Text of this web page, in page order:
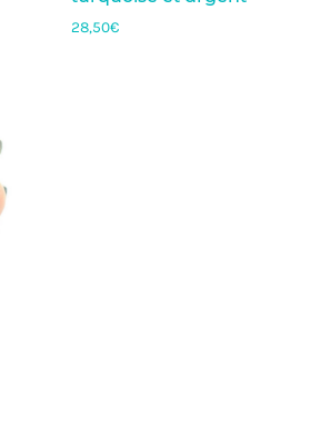
28,50€